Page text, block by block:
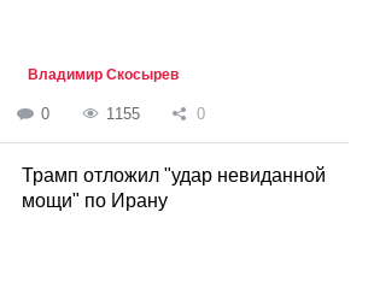
Владимир Скосырев
0 1155 0
Трамп отложил "удар невиданной
мощи" по Ирану